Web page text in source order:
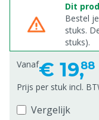
Dit
Bestel
stuks.
stuks).
Vanaf€ 19,88
Prijs per stuk incl.
Vergelijk